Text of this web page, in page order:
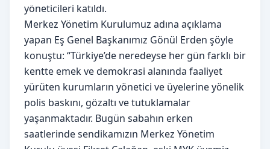
yöneticileri katıldı.
Merkez Yönetim Kurulumuz adına açıklama
yapan Eş Genel Başkanımız Gönül Erden şöyle
konuştu: “Türkiye’de neredeyse her gün farklı bir
kentte emek ve demokrasi alanında faaliyet
yürüten kurumların yönetici ve üyelerine yönelik
polis baskını, gözaltı ve tutuklamalar
yaşanmaktadır. Bugün sabahın erken
saatlerinde sendikamızın Merkez Yönetim